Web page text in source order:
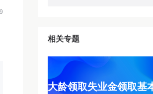
相关专题
大龄领取失业金领取基